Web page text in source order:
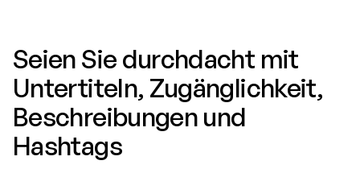
Seien Sie durchdacht mit
Untertiteln, Zugänglichkeit,
Beschreibungen und
Hashtags